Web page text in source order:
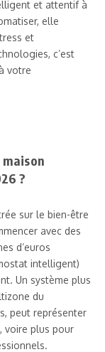
et attentif à
elle
et
c’est
votre
?
sur le bien-être
avec des
d’euros
intelligent)
Un système plus
du
peut représenter
voire plus pour